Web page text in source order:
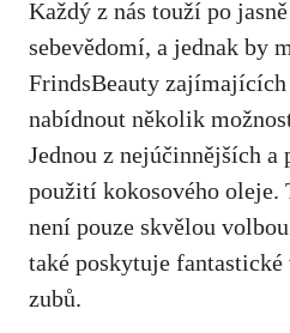
Každý z nás touží po
sebevědomí, a jednak by
FrindsBeauty zajímajících
nabídnout několik
Jednou z nejúčinnějších
použití kokosového oleje.
není pouze skvělou
také poskytuje
zubů.